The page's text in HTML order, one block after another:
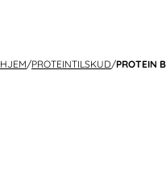
HJEM/PROTEINTILSKUD/PROTEIN